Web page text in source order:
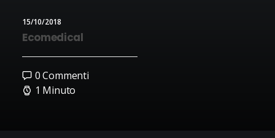
15/10/2018
Ecomedical
0 Commenti
1 Minuto